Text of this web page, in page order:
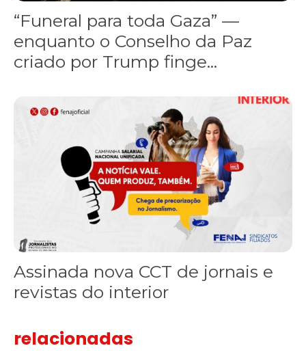
“Funeral para toda Gaza” —
enquanto o Conselho da Paz
criado por Trump finge...
Assinada nova CCT de jornais e revistas do interior
Assinada nova CCT de jornais e
revistas do interior
relacionadas